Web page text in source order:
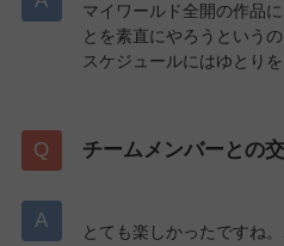
マイワールド全開の作品
とを素直にやろうという
スケジュールにはゆとり
チームメンバーとの
とても楽しかったですね